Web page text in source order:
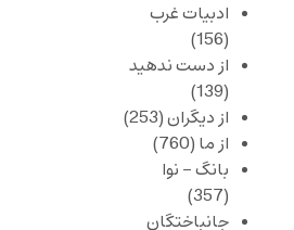
ادبیات غرب
(156)
از دست ندهید
(139)
از دیگران(253)
از ما (760)
بانگ – نوا
(357)
جانباختگان